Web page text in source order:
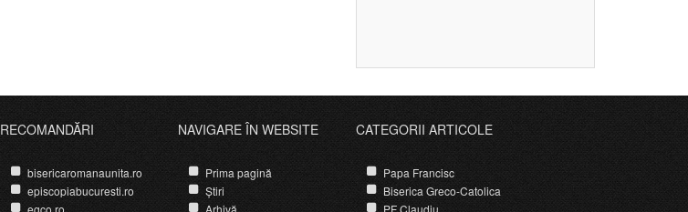
RECOMANDĂRI
bisericaromanaunita.ro
episcopiabucuresti.ro
egco.ro
NAVIGARE ÎN WEBSITE
Prima pagină
Știri
Arhivă
CATEGORII ARTICOLE
Papa Francisc
Biserica Greco-Catolica
PF Claudiu